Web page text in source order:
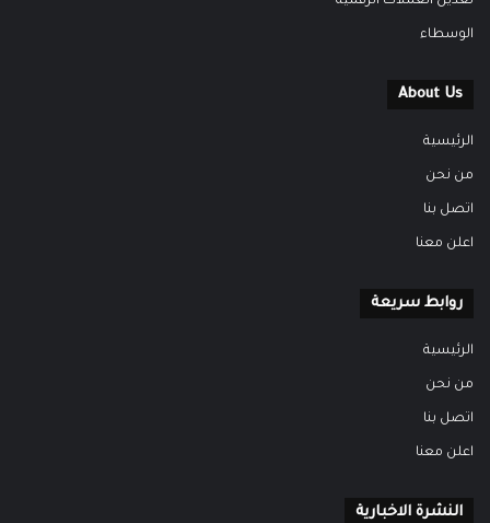
الوسطاء
About Us
الرئيسية
من نحن
اتصل بنا
اعلن معنا
روابط سريعة
الرئيسية
من نحن
اتصل بنا
اعلن معنا
النشرة الاخبارية